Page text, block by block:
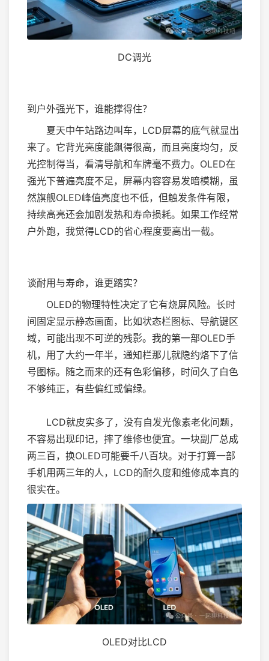
DC调光
到户外强光下，谁能撑得住？
夏天中午站路边叫车，LCD屏幕的底气就显出
来了。它背光亮度能飙得很高，而且亮度均匀，反
光控制得当，看清导航和车牌毫不费力。OLED在
强光下普遍亮度不足，屏幕内容容易发暗模糊，虽
然旗舰OLED峰值亮度也不低，但触发条件有限，
持续高亮还会加剧发热和寿命损耗。如果工作经常
户外跑，我觉得LCD的省心程度要高出一截。
谈耐用与寿命，谁更踏实？
OLED的物理特性决定了它有烧屏风险。长时
间固定显示静态画面，比如状态栏图标、导航键区
域，可能出现不可逆的残影。我的第一部OLED手
机，用了大约一年半，通知栏那儿就隐约烙下了信
号图标。随之而来的还有色彩偏移，时间久了白色
不够纯正，有些偏红或偏绿。
LCD就皮实多了，没有自发光像素老化问题，
不容易出现印记，摔了维修也便宜。一块副厂总成
两三百，换OLED可能要千八百块。对于打算一部
手机用两三年的人，LCD的耐久度和维修成本真的
很实在。
OLED对比LCD